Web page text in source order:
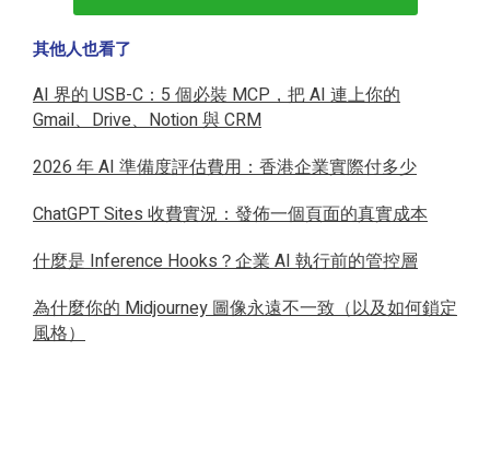
其他人也看了
AI 界的 USB-C：5 個必裝 MCP，把 AI 連上你的
Gmail、Drive、Notion 與 CRM
2026 年 AI 準備度評估費用：香港企業實際付多少
ChatGPT Sites 收費實況：發佈一個頁面的真實成本
什麼是 Inference Hooks？企業 AI 執行前的管控層
為什麼你的 Midjourney 圖像永遠不一致（以及如何鎖定
風格）